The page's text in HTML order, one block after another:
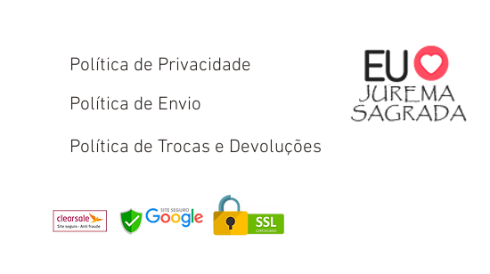
Política de Privacidade
Política de Envio
Política de Trocas e Devoluções